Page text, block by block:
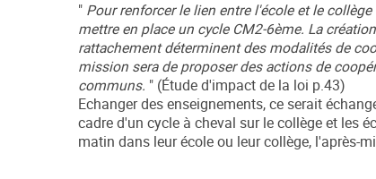
" Pour renforcer le lien entre l'école et le
mettre en place un cycle CM2-6ème. La
rattachement déterminent des modalités de
mission sera de proposer des actions de
communs. " (Étude d'impact de la loi p.43)
Echanger des enseignements, ce serait
cadre d'un cycle à cheval sur le collège et les
matin dans leur école ou leur collège, l'après-